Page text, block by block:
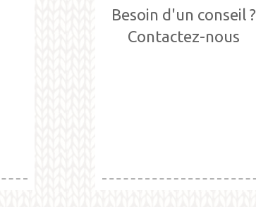
Besoin d'un conseil ?
Contactez-nous